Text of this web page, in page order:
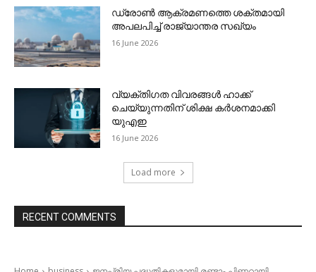
ഡ്രോണ്‍ ആക്രമണത്തെ ശക്തമായി
അപലപിച്ച് രാജ്യാന്തര സഖ്യം
16 June 2026
വ്യക്തിഗത വിവരങ്ങള്‍ ഹാക്ക്
ചെയ്യുന്നതിന് ശിക്ഷ കര്‍ശനമാക്കി
യുഎഇ
16 June 2026
Load more
RECENT COMMENTS